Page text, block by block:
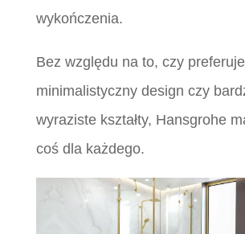
wykończenia.
Bez względu na to, czy
minimalistyczny design czy
wyraziste kształty, Hansgrohe
coś dla każdego.